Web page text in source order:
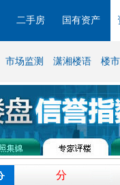
二手房 国有资产
市场监测 潇湘楼语 楼
分